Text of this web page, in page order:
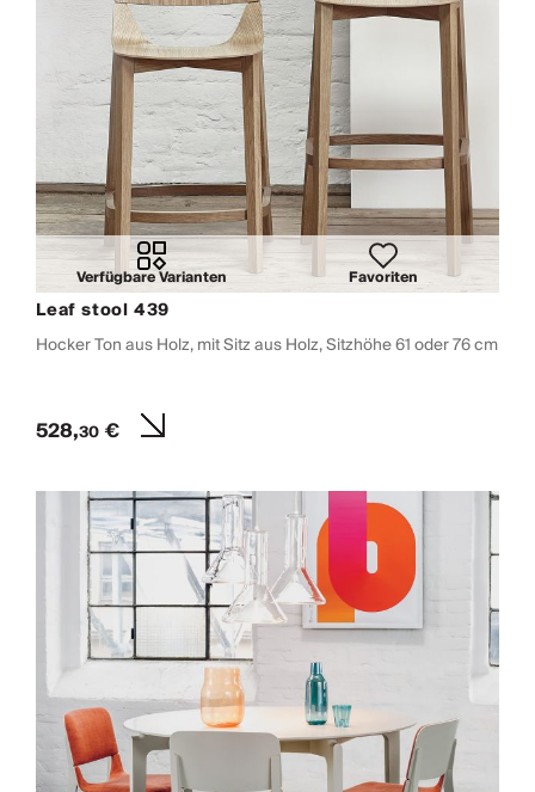
Verfügbare Varianten Favoriten
Leaf stool 439
Hocker Ton aus Holz, mit Sitz aus Holz, Sitzhöhe 61 oder 76 cm
528,30€